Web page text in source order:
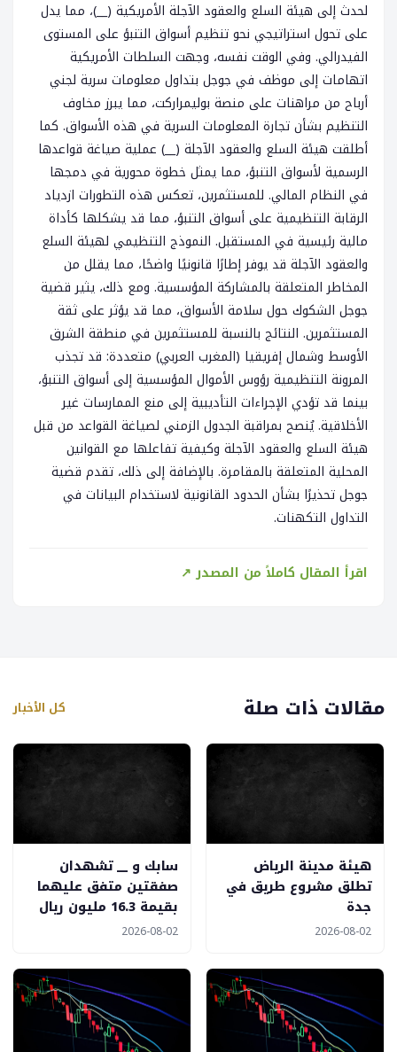
لحدث إلى هيئة السلع والعقود الآجلة الأمريكية (__)، مما يدل
على تحول استراتيجي نحو تنظيم أسواق التنبؤ على المستوى
الفيدرالي. وفي الوقت نفسه، وجهت السلطات الأمريكية
اتهامات إلى موظف في جوجل بتداول معلومات سرية لجني
أرباح من مراهنات على منصة بوليمراركت، مما يبرز مخاوف
التنظيم بشأن تجارة المعلومات السرية في هذه الأسواق. كما
أطلقت هيئة السلع والعقود الآجلة (__) عملية صياغة قواعدها
الرسمية لأسواق التنبؤ، مما يمثل خطوة محورية في دمجها
في النظام المالي. للمستثمرين، تعكس هذه التطورات ازدياد
الرقابة التنظيمية على أسواق التنبؤ، مما قد يشكلها كأداة
مالية رئيسية في المستقبل. النموذج التنظيمي لهيئة السلع
والعقود الآجلة قد يوفر إطارًا قانونيًا واضحًا، مما يقلل من
المخاطر المتعلقة بالمشاركة المؤسسية. ومع ذلك، يثير قضية
جوجل الشكوك حول سلامة الأسواق، مما قد يؤثر على ثقة
المستثمرين. النتائج بالنسبة للمستثمرين في منطقة الشرق
الأوسط وشمال إفريقيا (المغرب العربي) متعددة: قد تجذب
المرونة التنظيمية رؤوس الأموال المؤسسية إلى أسواق التنبؤ،
بينما قد تؤدي الإجراءات التأديبية إلى منع الممارسات غير
الأخلاقية. يُنصح بمراقبة الجدول الزمني لصياغة القواعد من قبل
هيئة السلع والعقود الآجلة وكيفية تفاعلها مع القوانين
المحلية المتعلقة بالمقامرة. بالإضافة إلى ذلك، تقدم قضية
جوجل تحذيرًا بشأن الحدود القانونية لاستخدام البيانات في
التداول التكهنات.
اقرأ المقال كاملاً من المصدر ↗
مقالات ذات صلة كل الأخبار
هيئة مدينة الرياض
تطلق مشروع طريق في
جدة
2026-08-02
سابك و __ تشهدان
صفقتين متفق عليهما
بقيمة 16.3 مليون ريال
2026-08-02